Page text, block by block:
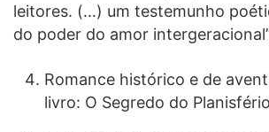
leitores. (…) um testemunho
do poder do amor
Romance histórico e de
livro: O Segredo do